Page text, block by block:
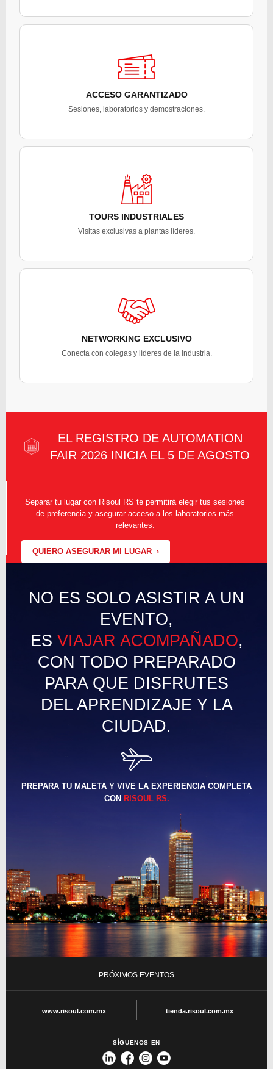
ACCESO GARANTIZADO
Sesiones, laboratorios y demostraciones.
TOURS INDUSTRIALES
Visitas exclusivas a plantas líderes.
NETWORKING EXCLUSIVO
Conecta con colegas y líderes de la industria.
EL REGISTRO DE AUTOMATION
FAIR 2026 INICIA EL 5 DE AGOSTO
Separar tu lugar con Risoul RS te permitirá elegir tus sesiones
de preferencia y asegurar acceso a los laboratorios más
relevantes.
QUIERO ASEGURAR MI LUGAR ›
NO ES SOLO ASISTIR A UN
EVENTO,
ES VIAJAR ACOMPAÑADO,
CON TODO PREPARADO
PARA QUE DISFRUTES
DEL APRENDIZAJE Y LA
CIUDAD.
PREPARA TU MALETA Y VIVE LA EXPERIENCIA COMPLETA
CON RISOUL RS.
PRÓXIMOS EVENTOS
www.risoul.com.mx tienda.risoul.com.mx
SÍGUENOS EN